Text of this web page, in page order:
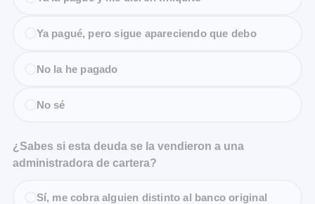
Ya pagué, pero sigue apareciendo que debo
No la he pagado
No sé
¿Sabes si esta deuda se la vendieron a una
administradora de cartera?
Sí, me cobra alguien distinto al banco original